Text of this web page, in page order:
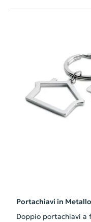
Portachiavi in Metallo
Doppio portachiavi a